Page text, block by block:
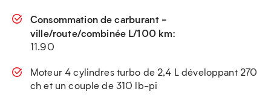
Consommation de carburant -
ville/route/combinée L/100 km:
11.90
Moteur 4 cylindres turbo de 2,4 L développant 270
ch et un couple de 310 lb-pi